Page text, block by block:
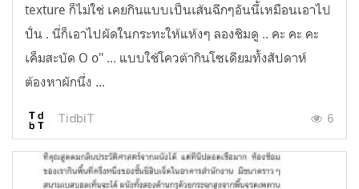
texture ก็ไม่ใช่ เคยกินแบบเป็นเส้นฉีกๆอันนี้เหมือนเอาไป
ปั่น . นี่ก็เอาไปผัดในกระทะให้แห้งๆ ลองชิมดู .. คะ คะ คะ
เค็มสะบัด O o" ... แบบใช้โควต้ากินโซเดียมทั้งสัปดาห์
ต้องหาผักนึ่ง ...
TidbiT 6